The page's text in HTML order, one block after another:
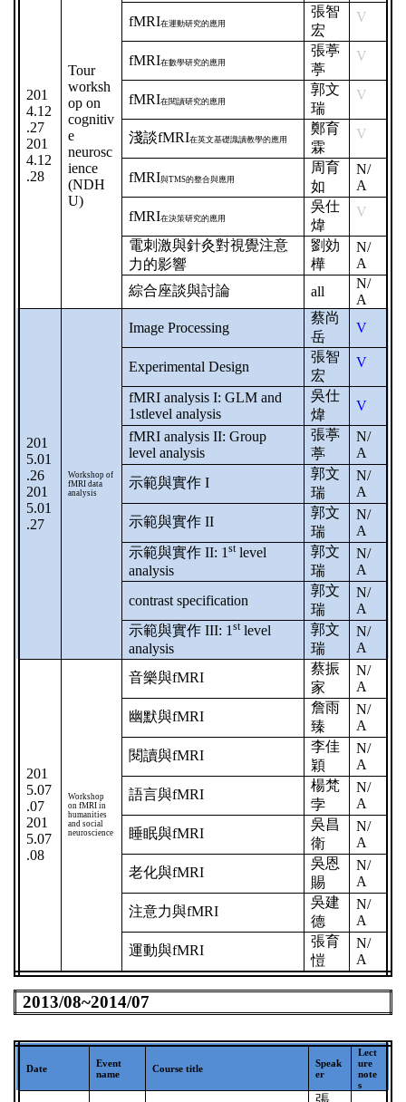
201
4.12
.27
201
4.12
.28
Tour
worksh
op on
cognitiv
e
neurosc
ience
(NDH
U)
fMRI在運動研究的應用
張智
宏
V
fMRI在數學研究的應用
張葶
葶
V
fMRI在閱讀研究的應用
郭文
瑞
V
淺談fMRI在英文基礎識讀教學的應用
鄭育
霖
V
fMRI與TMS的整合與應用
周育
如
N/
A
fMRI在決策研究的應用
吳仕
煒
V
電刺激與針灸對視覺注意
力的影響
劉効
樺
N/
A
綜合座談與討論
all
N/
A
201
5.01
.26
201
5.01
.27
Workshop of
fMRI data
analysis
Image Processing
蔡尚
岳
V
Experimental Design
張智
宏
V
fMRI analysis I: GLM and
1stlevel analysis
吳仕
煒
V
fMRI analysis II: Group
level analysis
張葶
葶
N/
A
示範與實作 I
郭文
瑞
N/
A
示範與實作 II
郭文
瑞
N/
A
示範與實作 II: 1stlevel
analysis
郭文
瑞
N/
A
contrast specification
郭文
瑞
N/
A
示範與實作 III: 1stlevel
analysis
郭文
瑞
N/
A
201
5.07
.07
201
5.07
.08
Workshop
on fMRI in
humanities
and social
neuroscience
音樂與fMRI
蔡振
家
N/
A
幽默與fMRI
詹雨
臻
N/
A
閱讀與fMRI
李佳
穎
N/
A
語言與fMRI
楊梵
孛
N/
A
睡眠與fMRI
吳昌
衛
N/
A
老化與fMRI
吳恩
賜
N/
A
注意力與fMRI
吳建
德
N/
A
運動與fMRI
張育
愷
N/
A
2013/08~2014/07
Date
Event
name
Course title
Speak
er
Lect
ure
note
s